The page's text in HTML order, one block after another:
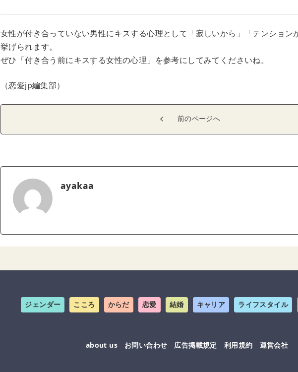
女性が付き合っていない男性にキスする心理として「寂しいから」「テンション
挙げられます。
ぜひ「付き合う前にキスする女性の心理」を参考にしてみてくださいね。
（恋愛jp編集部）
前のページへ
ayakaa
ジェンダー こころ からだ 恋愛 結婚 キャリア ライフスタイル
about us お問い合わせ 広告掲載規定 利用規約 運営会社